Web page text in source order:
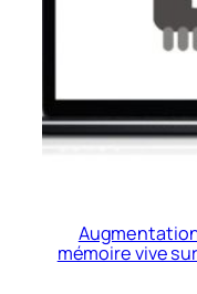
mémoire vive